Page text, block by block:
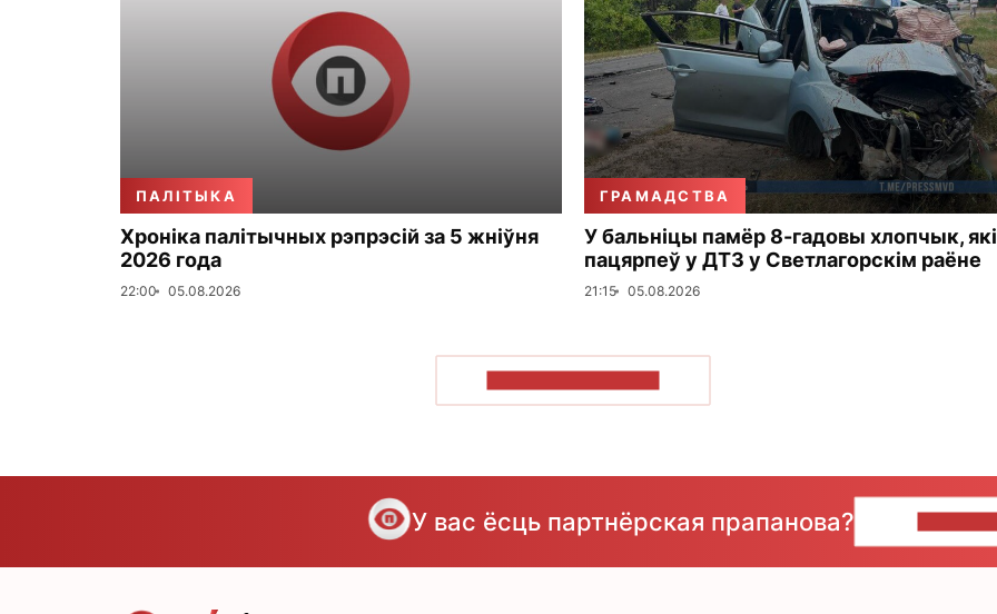
ПАЛІТЫКА
Хроніка палітычных рэпрэсій за 5 жніўня
2026 года
22:00 05.08.2026
ГРАМАДСТВА
У бальніцы памёр 8-гадовы хлопчык, які
пацярпеў у ДТЗ у Светлагорскім раёне
21:15 05.08.2026
У вас ёсць партнёрская прапанова?